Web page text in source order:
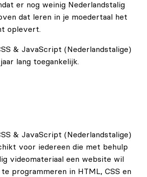
er nog weinig Nederlandstalig
dat leren in je moedertaal het
oplevert.
& JavaScript (Nederlandstalige)
lang toegankelijk.
eigen website kunt
en CSS voor interactieve
E-Learning biedt jou
videomateriaal een
webontwikkeling. Met behulp van
trainer Felix van Loenen zul je
& JavaScript (Nederlandstalige)
voor iedereen die met behulp
videomateriaal een website wil
programmeren in HTML, CSS en